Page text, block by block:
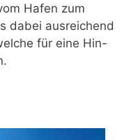
Hafen zum
dabei ausreichend
für eine Hin-